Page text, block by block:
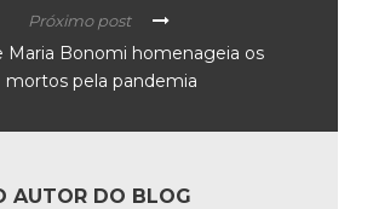
Próximo post
Maria Bonomi homenageia os
mortos pela pandemia
AUTOR DO BLOG